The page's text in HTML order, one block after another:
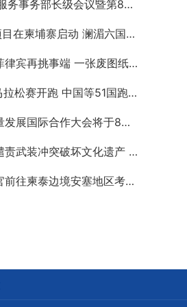
第23届东盟公共服务事务部长级会议暨第8届东盟与中日韩公共服务事务部长级会议在柬埔寨暹粒开幕
“澜湄和平之舟”项目在柬埔寨启动 澜湄六国青年共话和平与发展
中国央视新闻：菲律宾再挑事端 一张废图纸划不走中国黄岩岛
第11届吴哥国际马拉松赛开跑 中国等51国跑者齐聚暹粒
柬埔寨农业高质量发展国际合作大会将于8月20日举行
世界遗产委员会谴责武装冲突破坏文化遗产 柬埔寨呼吁依法追责并加强国际合作
外国驻柬埔寨武官前往柬泰边境安塞地区考察 柬方介绍“危险握手”事件及边境情况